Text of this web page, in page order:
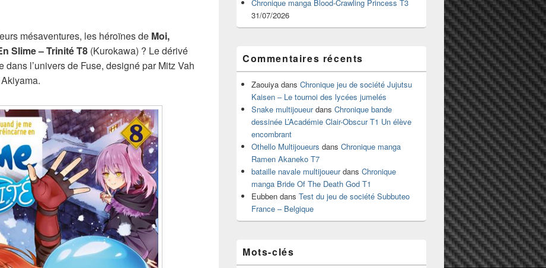
mésaventures, les héroïnes de Moi,
Slime – Trinité T8 (Kurokawa) ? Le dérivé
dans l’univers de Fuse, designé par Mitz Vah
Chronique manga Blood-Crawling Princess T3
31/07/2026
Commentaires récents
Zaouiya dans Chronique jeu de société Jujutsu
Kaisen – Le tournoi des lycées jumelés
Snake multijoueurdans Chronique bande
dessinée L’Académie Clair-Obscur T1 Un élève
encombrant
Othello Multijoueurs dans Chronique manga
Ramen Akaneko T7
bataille navale multijoueurdans Chronique
manga Bride Of The Death God T1
Eubben dans Test du jeu de société Subbuteo
France – Belgique
Mots-clés